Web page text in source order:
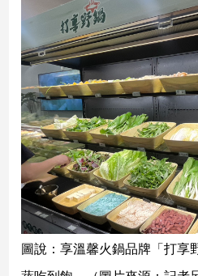
南
台
灣
觀
點
南
台
灣
點
圖說：享溫馨火鍋品牌「打享